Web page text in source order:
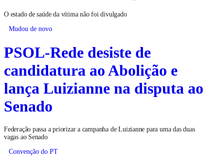
O estado de saúde da vítima não foi divulgado
Mudou de novo
PSOL-Rede desiste de
candidatura ao Abolição e
lança Luizianne na disputa ao
Senado
Federação passa a priorizar a campanha de Luizianne para uma das duas
vagas ao Senado
Convenção do PT